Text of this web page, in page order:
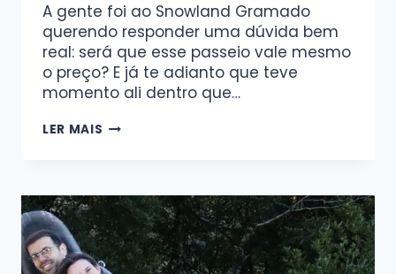
A gente foi ao Snowland Gramado
querendo responder uma dúvida bem
real: será que esse passeio vale mesmo
o preço? E já te adianto que teve
momento ali dentro que…
LER MAIS